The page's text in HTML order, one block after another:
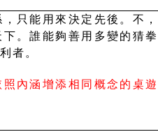
只能用來決定先後。不
。誰能夠善用多變的猜
者。
內涵增添相同概念的桌